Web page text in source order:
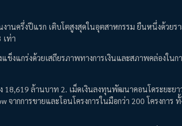
านครึ่งปีแรก เติบโตสูงสุดในอุตสาหกรรม ยืนหนึ่งด้วยร
ท่า
แกร่งด้วยเสถียรภาพทางการเงินและสภาพคล่องในกา
18,619 ล้านบาท 2. เม็ดเงินลงทุนพัฒนาคอนโดระยะยา
กการขายและโอนโครงการในมือกว่า 200 โครงการ